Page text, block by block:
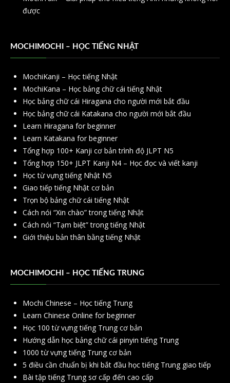
được
MOCHIMOCHI – HỌC TIẾNG NHẬT
MochiKanji – Học tiếng Nhật
MochiKana – Học bảng chữ cái tiếng Nhật
Học bảng chữ cái Hiragana cho người mới bắt đầu
Học bảng chữ cái Katakana cho người mới bắt đầu
Learn Hiragana for beginner
Learn Katakana for beginner
Tổng hợp 100+ Kanji cơ bản trình độ JLPT N5
Tổng hợp 150+ JLPT Kanji N4 – Học đọc và viết kanji
Học từ vựng tiếng Nhật N5
Giao tiếp tiếng Nhật cơ bản
Trọn bộ bảng chữ cái tiếng Nhật
Cách nói “Xin chào” trong tiếng Nhật
Cách nói “Tạm biệt” trong tiếng Nhật
Giới thiệu bản thân bằng tiếng Nhật
MOCHIMOCHI – HỌC TIẾNG TRUNG
Mochi Chinese – Học tiếng Trung
Learn Chinese Online for beginner
Học 100 từ vựng tiếng Trung cơ bản
Hướng dẫn học bảng chữ cái pinyin tiếng Trung
1000 từ vựng tiếng Trung cơ bản
5 điều cần chuẩn bị khi bắt đầu học tiếng Trung giao tiếp
Bài tập tiếng Trung sơ cấp đến cao cấp